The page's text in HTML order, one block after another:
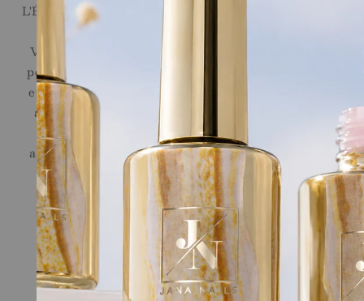
L'École de l'Ongle réunit un centre de formation, une
onglerie et une boutique en ligne, à Martigny en
Valais. Nous proposons des formations sur mesure
pour les débutantes, les personnes en reconversion
et les professionnelles souhaitant se perfectionner,
ainsi qu'une sélection de produits professionnels
Jana Nails pour les stylistes ongulaires. Un
accompagnement sur le long terme, assuré par des
professionnelles reconnues du secteur.
Liens Rapides
Shop
Ecole
Conditions générales de vente